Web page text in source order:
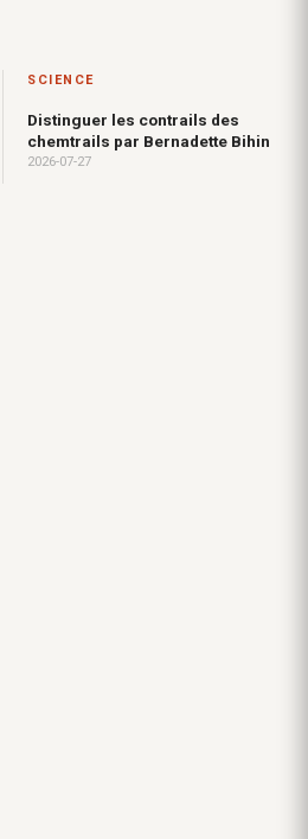
SCIENCE
Distinguer les contrails des
chemtrails par Bernadette Bihin
2026-07-27